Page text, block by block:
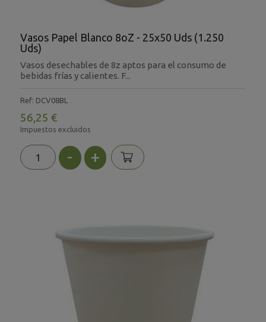
Vasos Papel Blanco 8oZ - 25x50 Uds (1.250
Uds)
Vasos desechables de 8z aptos para el consumo de
bebidas frías y calientes. F...
Ref: DCV08BL
56,25 €
Impuestos excluidos
- +